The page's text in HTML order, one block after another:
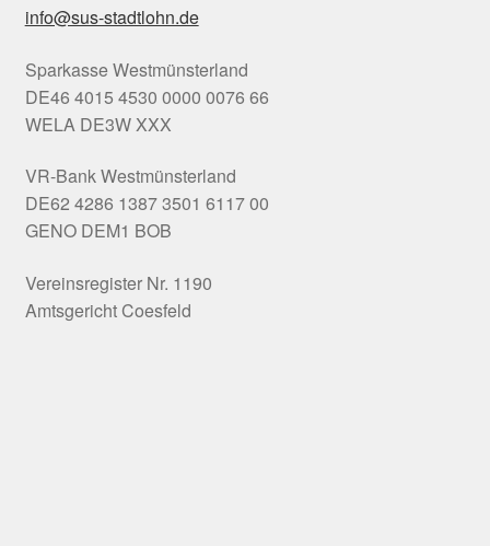
info@sus-stadtlohn.de
Sparkasse Westmünsterland
DE46 4015 4530 0000 0076 66
WELA DE3W XXX
VR-Bank Westmünsterland
DE62 4286 1387 3501 6117 00
GENO DEM1 BOB
Vereinsregister Nr. 1190
Amtsgericht Coesfeld